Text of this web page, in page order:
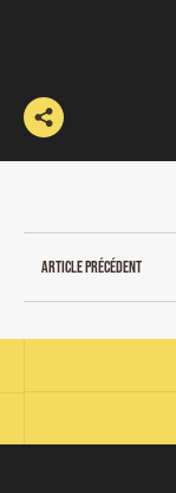
Article précédent